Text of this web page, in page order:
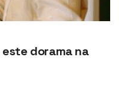
dorama na